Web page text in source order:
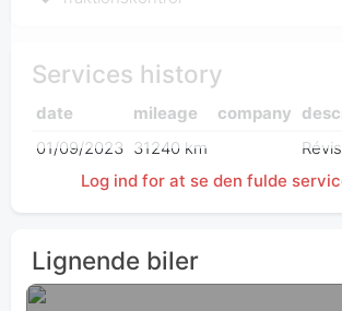
Services history
date mileage company
01/09/2023 31240 km
Log ind for at se den fulde
Lignende biler